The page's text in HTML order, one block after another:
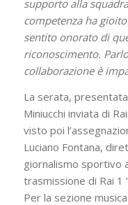
supporto alla
competenza ha
sentito onorato di
riconoscimento.
collaborazione è
La serata,
Miniucchi inviata di
visto poi
Luciano Fontana,
giornalismo sportivo
trasmissione di Rai 1
Per la sezione